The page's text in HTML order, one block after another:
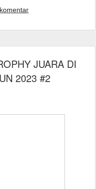
JUARA DI
2023 #2